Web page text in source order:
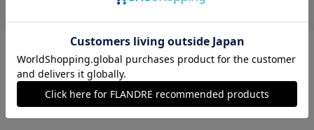
残りわずか
11(11号) 残りわずか